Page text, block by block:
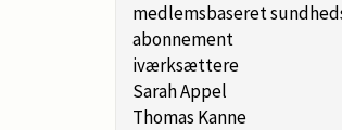
medlems­baseret
abonnement
iværksættere
Sarah Appel
Thomas Kanne